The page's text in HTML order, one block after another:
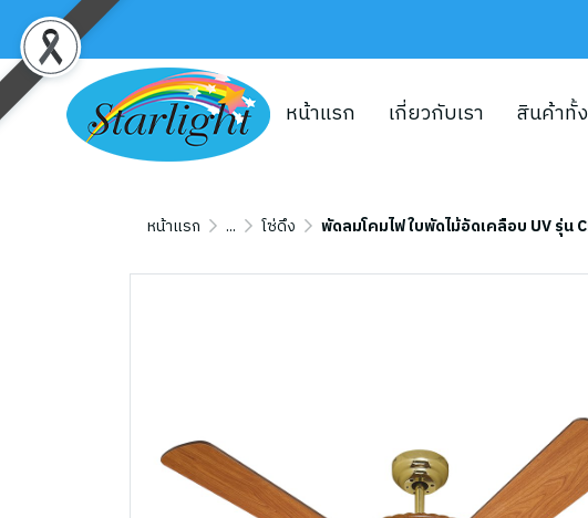
หน้าแรก เกี่ยวกับเรา สินค้าทั้
หน้าแรก ... โซ่ดึง พัดลมโคมไฟ ใบพัดไม้อัดเคลือบ UV รุ่น